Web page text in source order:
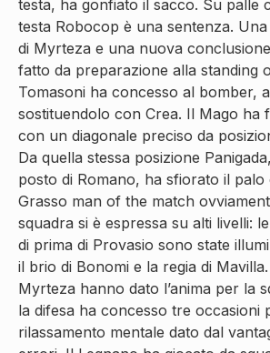
testa, ha gonfiato il sacco. Su palle
testa Robocop è una sentenza.
di Myrteza e una nuova
fatto da preparazione alla standing
Tomasoni ha concesso al bomber,
sostituendolo con Crea. Il Mago ha
con un diagonale preciso da
Da quella stessa posizione
posto di Romano, ha sfiorato il palo
Grasso man of the match
squadra si è espressa su alti livelli:
di prima di Provasio sono state
il brio di Bonomi e la regia di
Myrteza hanno dato l’anima per la
la difesa ha concesso tre occasioni
rilassamento mentale dato dal